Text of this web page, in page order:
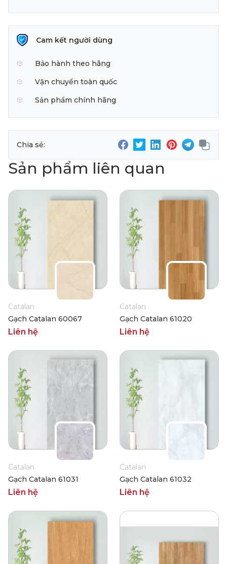
Cam kết người dùng
Bảo hành theo hãng
Vận chuyển toàn quốc
Sản phẩm chính hãng
Chia sẻ:
Sản phẩm liên quan
Catalan
Gạch Catalan 60067
Liên hệ
Catalan
Gạch Catalan 61020
Liên hệ
Catalan
Gạch Catalan 61031
Liên hệ
Catalan
Gạch Catalan 61032
Liên hệ